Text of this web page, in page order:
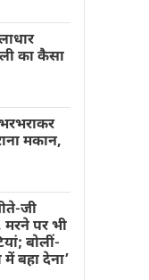
का कैसा
मकान,
जी
मरने पर भी
बोलीं-
बहा देना’